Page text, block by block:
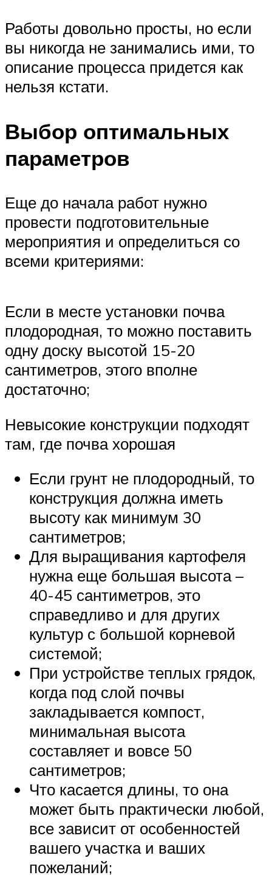
Работы довольно просты, но если
вы никогда не занимались ими, то
описание процесса придется как
нельзя кстати.
Выбор оптимальных
параметров
Еще до начала работ нужно
провести подготовительные
мероприятия и определиться со
всеми критериями:
Если в месте установки почва
плодородная, то можно поставить
одну доску высотой 15-20
сантиметров, этого вполне
достаточно;
Невысокие конструкции подходят
там, где почва хорошая
Если грунт не плодородный, то
конструкция должна иметь
высоту как минимум 30
сантиметров;
Для выращивания картофеля
нужна еще большая высота –
40-45 сантиметров, это
справедливо и для других
культур с большой корневой
системой;
При устройстве теплых грядок,
когда под слой почвы
закладывается компост,
минимальная высота
составляет и вовсе 50
сантиметров;
Что касается длины, то она
может быть практически любой,
все зависит от особенностей
вашего участка и ваших
пожеланий;